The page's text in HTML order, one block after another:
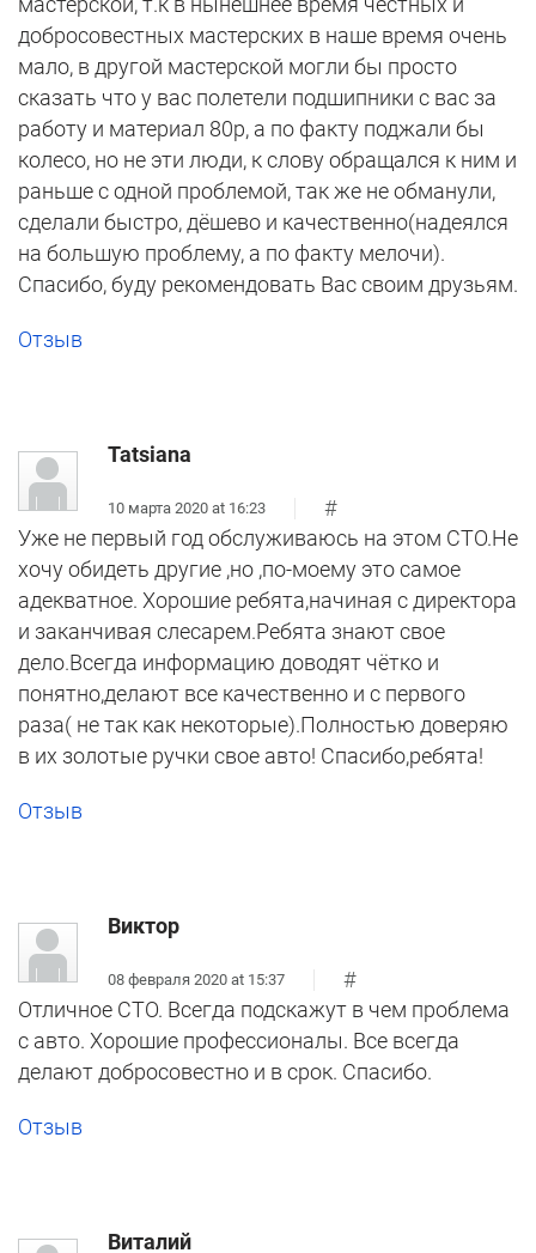
добросовестных мастерских в наше время очень
мало, в другой мастерской могли бы просто
сказать что у вас полетели подшипники с вас за
работу и материал 80р, а по факту поджали бы
колесо, но не эти люди, к слову обращался к ним и
раньше с одной проблемой, так же не обманули,
сделали быстро, дёшево и качественно(надеялся
на большую проблему, а по факту мелочи).
Спасибо, буду рекомендовать Вас своим друзьям.
Отзыв
Tatsiana
10 марта 2020 at 16:23
#
Уже не первый год обслуживаюсь на этом СТО.Не
хочу обидеть другие ,но ,по-моему это самое
адекватное. Хорошие ребята,начиная с директора
и заканчивая слесарем.Ребята знают свое
дело.Всегда информацию доводят чётко и
понятно,делают все качественно и с первого
раза( не так как некоторые).Полностью доверяю
в их золотые ручки свое авто! Спасибо,ребята!
Отзыв
Виктор
08 февраля 2020 at 15:37
#
Отличное СТО. Всегда подскажут в чем проблема
с авто. Хорошие профессионалы. Все всегда
делают добросовестно и в срок. Спасибо.
Отзыв
Виталий